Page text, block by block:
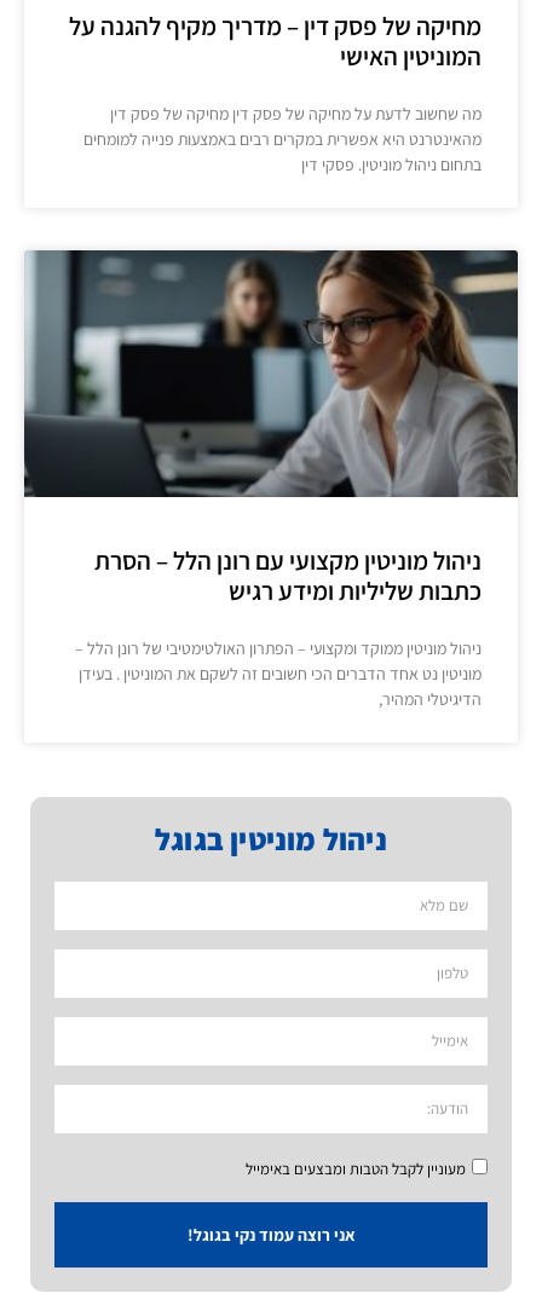
ניהול מוניטין בגוגל
מעוניין לקבל הטבות ומבצעים באימייל
אני רוצה עמוד נקי בגוגל!
מחיקה של פסק דין – מדריך מקיף להגנה על
המוניטין האישי
מה שחשוב לדעת על מחיקה של פסק דין מחיקה של פסק דין
מהאינטרנט היא אפשרית במקרים רבים באמצעות פנייה למומחים
בתחום ניהול מוניטין. פסקי דין
ניהול מוניטין מקצועי עם רונן הלל – הסרת
כתבות שליליות ומידע רגיש
ניהול מוניטין ממוקד ומקצועי – הפתרון האולטימטיבי של רונן הלל –
מוניטין נט אחד הדברים הכי חשובים זה לשקם את המוניטין . בעידן
הדיגיטלי המהיר,